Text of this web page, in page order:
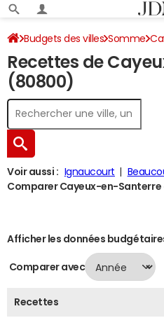
Budgets des villes Somme
Recettes 2024
Recettes de
(80800)
Voir aussi : Ignaucourt
Comparer Cayeux-en-Santerre
Afficher les données
Comparer avec
Recettes